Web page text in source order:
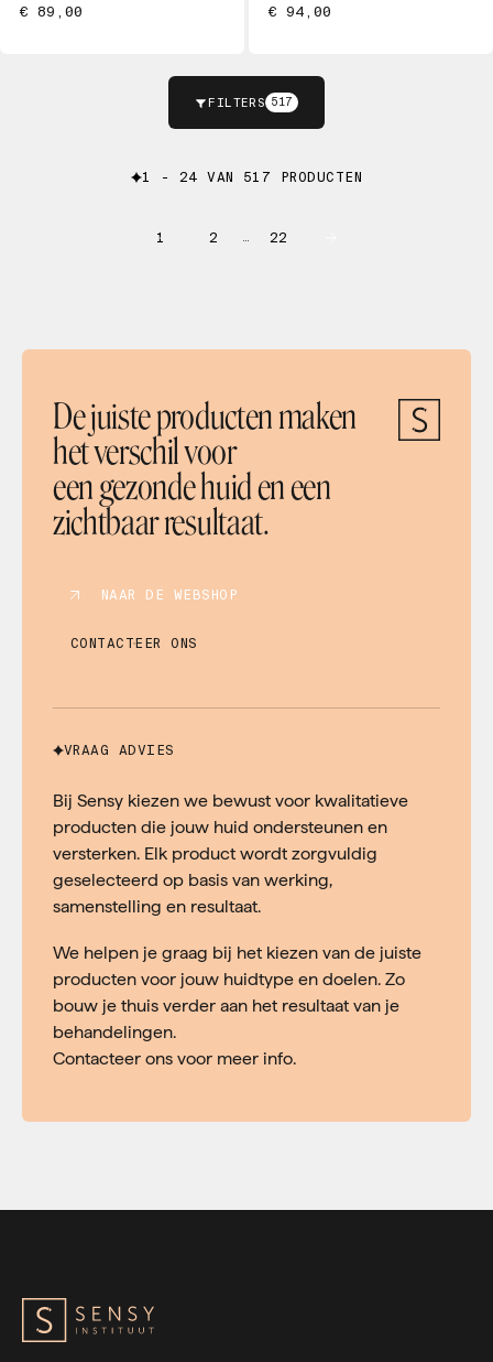
€ 89,00 € 94,00
FILTERS 517
1 - 24 VAN 517 PRODUCTEN
1 2 … 22
De juiste producten maken
het verschil voor
een gezonde huid en een
zichtbaar resultaat.
NAAR DE WEBSHOP
CONTACTEER ONS
VRAAG ADVIES
Bij Sensy kiezen we bewust voor kwalitatieve
producten die jouw huid ondersteunen en
versterken. Elk product wordt zorgvuldig
geselecteerd op basis van werking,
samenstelling en resultaat.
We helpen je graag bij het kiezen van de juiste
producten voor jouw huidtype en doelen. Zo
bouw je thuis verder aan het resultaat van je
behandelingen.
Contacteer ons voor meer info.